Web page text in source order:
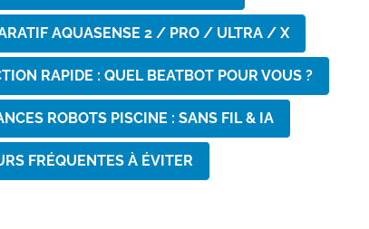
AQUASENSE 2 / PRO / ULTRA / X
RAPIDE : QUEL BEATBOT POUR VOUS ?
ROBOTS PISCINE : SANS FIL & IA
FRÉQUENTES À ÉVITER